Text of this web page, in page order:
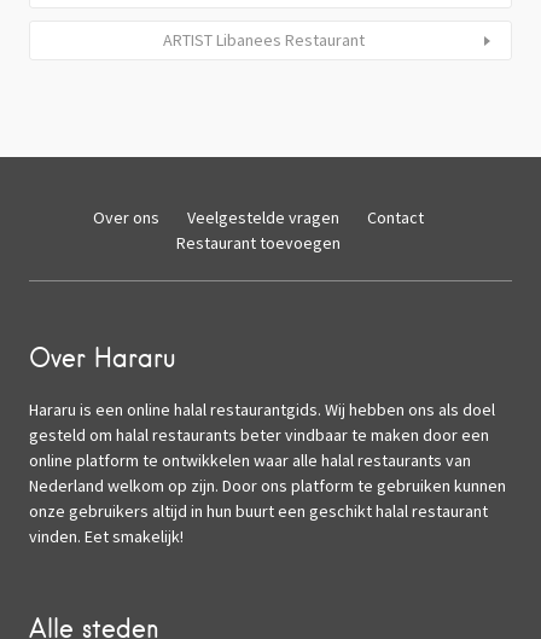
ARTIST Libanees Restaurant
Over ons Veelgestelde vragen
Contact
Restaurant toevoegen
Over Hararu
Hararu is een online halal restaurantgids. Wij hebben ons als doel
gesteld om halal restaurants beter vindbaar te maken door een
online platform te ontwikkelen waar alle halal restaurants van
Nederland welkom op zijn. Door ons platform te gebruiken kunnen
onze gebruikers altijd in hun buurt een geschikt halal restaurant
vinden. Eet smakelijk!
Alle steden